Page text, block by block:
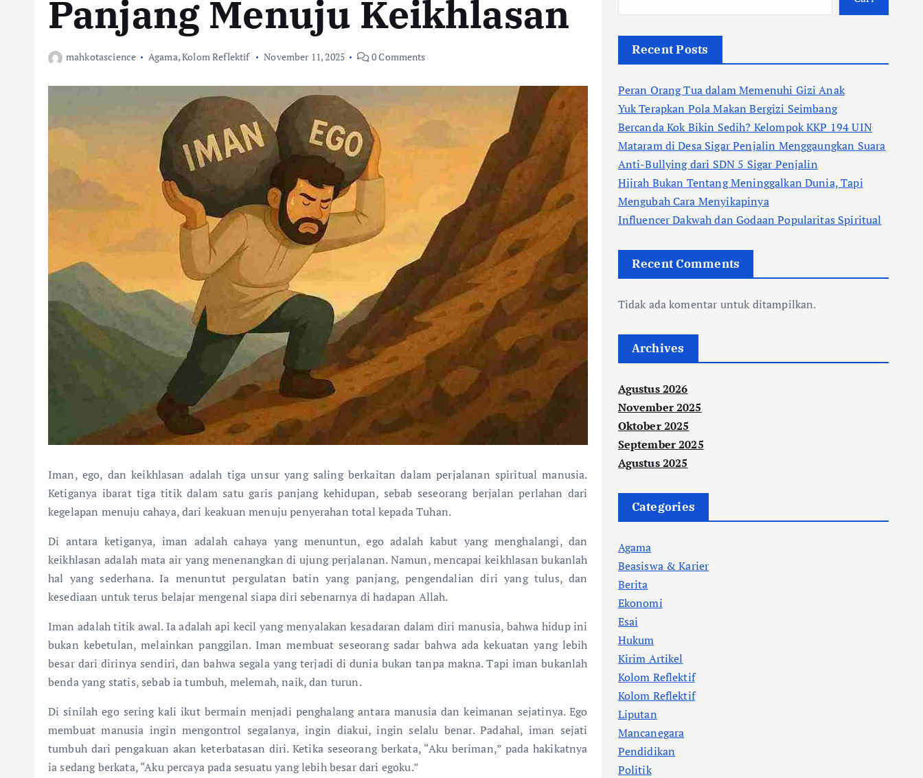
Panjang Menuju Keikhlasan
mahkotascience Agama,Kolom Reflektif November 11, 2025 0 Comments
Iman, ego, dan keikhlasan adalah tiga unsur yang saling berkaitan dalam perjalanan spiritual manusia.
Ketiganya ibarat tiga titik dalam satu garis panjang kehidupan, sebab seseorang berjalan perlahan dari
kegelapan menuju cahaya, dari keakuan menuju penyerahan total kepada Tuhan.
Di antara ketiganya, iman adalah cahaya yang menuntun, ego adalah kabut yang menghalangi, dan
keikhlasan adalah mata air yang menenangkan di ujung perjalanan. Namun, mencapai keikhlasan bukanlah
hal yang sederhana. Ia menuntut pergulatan batin yang panjang, pengendalian diri yang tulus, dan
kesediaan untuk terus belajar mengenal siapa diri sebenarnya di hadapan Allah.
Iman adalah titik awal. Ia adalah api kecil yang menyalakan kesadaran dalam diri manusia, bahwa hidup ini
bukan kebetulan, melainkan panggilan. Iman membuat seseorang sadar bahwa ada kekuatan yang lebih
besar dari dirinya sendiri, dan bahwa segala yang terjadi di dunia bukan tanpa makna. Tapi iman bukanlah
benda yang statis, sebab ia tumbuh, melemah, naik, dan turun.
Di sinilah ego sering kali ikut bermain menjadi penghalang antara manusia dan keimanan sejatinya. Ego
membuat manusia ingin mengontrol segalanya, ingin diakui, ingin selalu benar. Padahal, iman sejati
tumbuh dari pengakuan akan keterbatasan diri. Ketika seseorang berkata, “Aku beriman,” pada hakikatnya
ia sedang berkata, “Aku percaya pada sesuatu yang lebih besar dari egoku.”
Recent Posts
Peran Orang Tua dalam Memenuhi Gizi Anak
Yuk Terapkan Pola Makan Bergizi Seimbang
Bercanda Kok Bikin Sedih? Kelompok KKP 194 UIN
Mataram di Desa Sigar Penjalin Menggaungkan Suara
Anti-Bullying dari SDN 5 Sigar Penjalin
Hijrah Bukan Tentang Meninggalkan Dunia, Tapi
Mengubah Cara Menyikapinya
Influencer Dakwah dan Godaan Popularitas Spiritual
Recent Comments
Tidak ada komentar untuk ditampilkan.
Archives
Agustus 2026
November 2025
Oktober 2025
September 2025
Agustus 2025
Categories
Agama
Beasiswa & Karier
Berita
Ekonomi
Esai
Hukum
Kirim Artikel
Kolom Reflektif
Kolom Reflektif
Liputan
Mancanegara
Pendidikan
Politik